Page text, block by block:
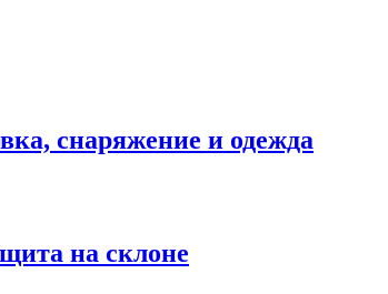
снаряжение и одежда
на склоне